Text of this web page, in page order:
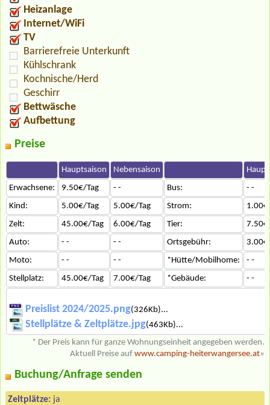
Heizanlage
Internet/WiFi
TV
Barrierefreie Unterkunft
Kühlschrank
Kochnische/Herd
Geschirr
Bettwäsche
Aufbettung
Preise
Hauptsaison Nebensaison
Erwachsene:
9.50€/Tag - - Bus:
- -
Kind:
5.00€/Tag 5.00€/Tag Strom:
Zelt:
45.00€/Tag 6.00€/Tag Tier:
Auto:
- - - - Ortsgebühr:
Moto:
- - - - *Hütte/Mobilhome:
- -
Stellplatz:
45.00€/Tag 7.00€/Tag *Gebäude: - -
Preislist 2024/2025.png(326Kb)...
Stellplätze & Zeltplätze.jpg(463Kb)...
* Der Preis kann für ganze Wohnungseinheit angegeben werden.
Aktuell Preise auf www.camping-heiterwangersee.at»
Buchung/Anfrage senden
Zeltplätze: ja